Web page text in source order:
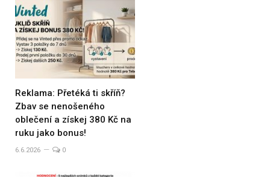
Reklama: Přetéká ti skříň?
Zbav se nenošeného
oblečení a získej 380 Kč na
ruku jako bonus!
6.6.2026 0